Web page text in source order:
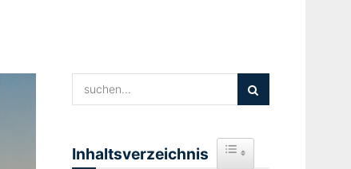
Inhaltsverzeichnis Toggle Table of Content